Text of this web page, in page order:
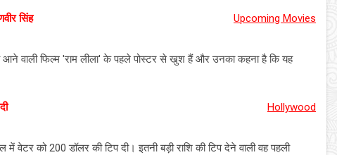
सिंह
Upcoming Movies
आने वाली फिल्म 'राम लीला' के पहले पोस्टर से खुश हैं और उनका कहना है कि यह
Hollywood
में वेटर को 200 डॉलर की टिप दी। इतनी बड़ी राशि की टिप देने वाली वह पहली